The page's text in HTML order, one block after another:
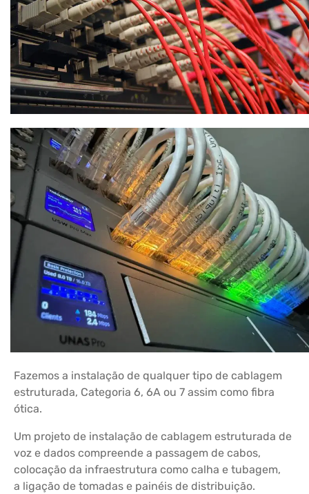
Fazemos a instalação de qualquer tipo de cablagem
estruturada, Categoria 6, 6A ou 7 assim como fibra
ótica.
Um projeto de instalação de cablagem estruturada de
voz e dados compreende a passagem de cabos,
colocação da infraestrutura como calha e tubagem,
a ligação de tomadas e painéis de distribuição.